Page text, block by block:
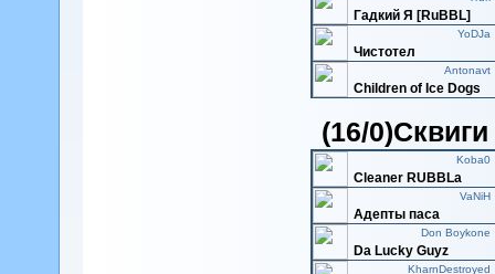
Гадкий Я [RuBBL]
YoDJa
Чистотел
Antonavt
Children of Ice Dogs
Зеленовые
Sarbelas
Krabe
Precious Cinnamon
STRANNIK
КроксоЗавры
Honestvery
VL Bloody Tails
(16/0)Сквиги
Koba0
Cleaner RUBBLa
VaNiH
Адепты паса
Don Boykone
Da Lucky Guyz
KharnDestroyed